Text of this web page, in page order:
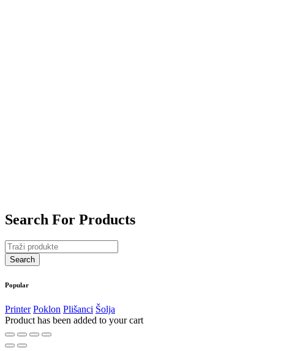
Search For Products
Popular
Printer Poklon Plišanci Šolja
Product has been added to your cart